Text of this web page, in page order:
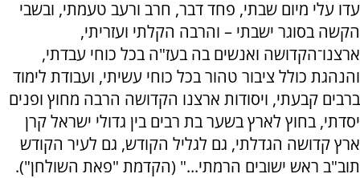
עדו עלי מיום שבתי, פחד דבר, חרב ורעב טעמתי, ובשבי
הקשה בסוגר ישבתי – והרבה הקלתי ועזריתי,
ארצנו־הקדושה ואנשים בה בעז"ה בכל כוחי עבדתי,
והנהגת כולל ציבור טהור בכל כוחי עשיתי, ועבודת לימוד
ברבים קבעתי, ויסודות ארצנו הקדושה הרבה מחוץ ופנים
יסדתי, בחוץ לארץ בשער בת רבים בין גדולי ישראל קרן
ארץ קדושה הגדלתי, גם לגליל הקודש, גם לעיר הקודש
תוב"ב ראש ישובים הרמתי..." (הקדמת "פאת השולחן").